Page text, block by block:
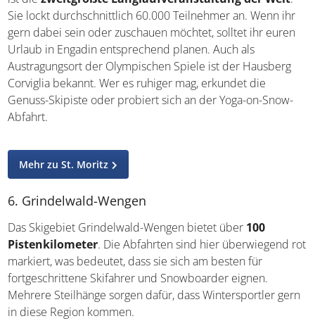
Sie lockt durchschnittlich 60.000 Teilnehmer an. Wenn ihr
gern dabei sein oder zuschauen möchtet, solltet ihr euren
Urlaub in Engadin entsprechend planen. Auch als
Austragungsort der Olympischen Spiele ist der Hausberg
Corviglia bekannt. Wer es ruhiger mag, erkundet die
Genuss-Skipiste oder probiert sich an der Yoga-on-Snow-
Abfahrt.
Mehr zu St. Moritz
6. Grindelwald-Wengen
Das Skigebiet Grindelwald-Wengen bietet über 100
Pistenkilometer. Die Abfahrten sind hier überwiegend rot
markiert, was bedeutet, dass sie sich am besten für
fortgeschrittene Skifahrer und Snowboarder eignen.
Mehrere Steilhänge sorgen dafür, dass Wintersportler gern
in diese Region kommen.